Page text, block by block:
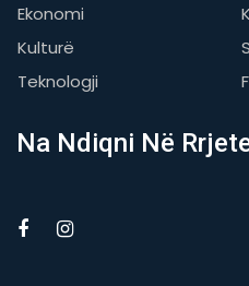
Ekonomi
Kulturë
Teknologji
Na Ndiqni Në